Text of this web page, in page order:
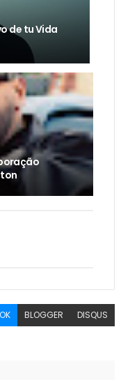
de tu Vida
BLOGGER DISQUS